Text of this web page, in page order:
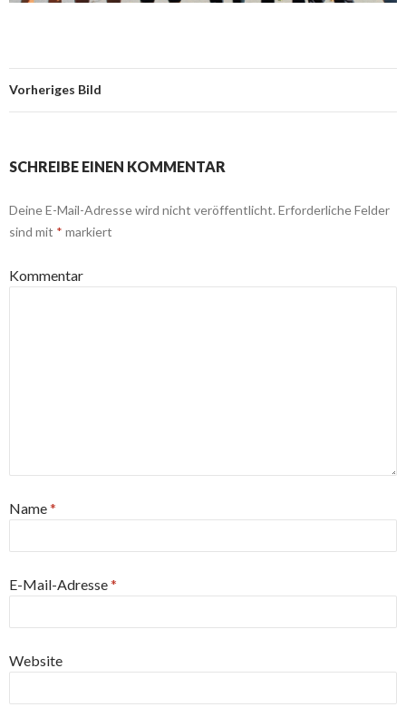
Vorheriges Bild
SCHREIBE EINEN KOMMENTAR
Deine E-Mail-Adresse wird nicht veröffentlicht. Erforderliche Felder
sind mit * markiert
Kommentar
Name*
E-Mail-Adresse*
Website